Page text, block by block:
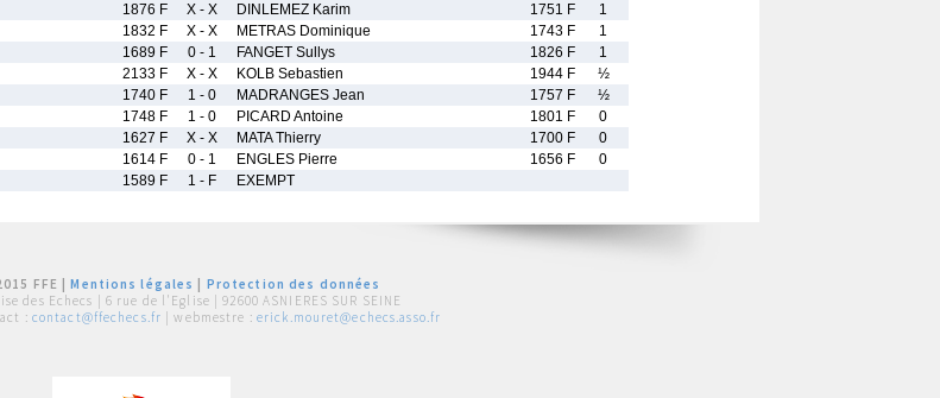
1876 F X - X DINLEMEZ Karim 1751 F
1
1832 F X - X METRAS Dominique 1743 F
1
1689 F 0 - 1 FANGET Sullys 1826 F
1
2133 F X - X KOLB Sebastien 1944 F
½
1740 F 1 - 0 MADRANGES Jean 1757 F
½
1748 F 1 - 0 PICARD Antoine 1801 F
0
1627 F X - X MATA Thierry 1700 F
0
1614 F 0 - 1 ENGLES Pierre 1656 F
0
1589 F 1 - F EXEMPT
FFE |Mentions légales
Protection des données
des Echecs | 6 rue de l'Eglise | 92600 ASNIERES SUR SEINE
: contact@ffechecs.fr | webmestre : erick.mouret@echecs.asso.fr